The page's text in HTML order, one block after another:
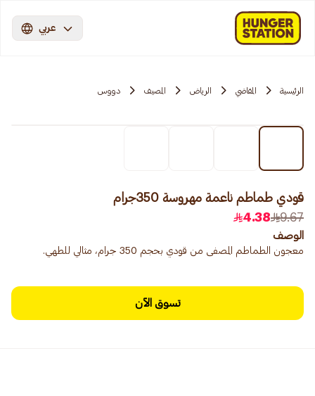
عربي
الرئيسية المقاضي الرياض المصيف دووس
قودي طماطم ناعمة مهروسة 350جرام
9.67
4.38
الوصف
معجون الطماطم المصفى من قودي بحجم 350 جرام، مثالي للطهي.
تسوق الآن